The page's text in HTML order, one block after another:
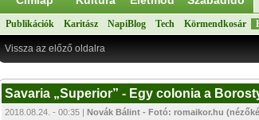
Publikációk Karitász NapiBlog Tech Körmendkosár
Vissza az előző oldalra
Savaria „Superior” - Egy colonia a
2018.08.24. - 00:35 | Novák Bálint - Fotó: romaikor.hu